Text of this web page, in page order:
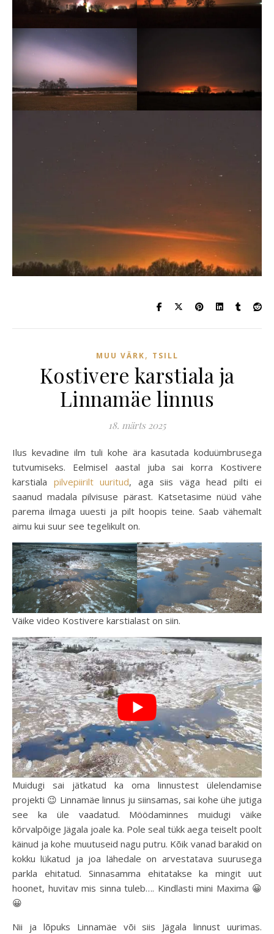
MUU VÄRK, TSILL
Kostivere karstiala ja
Linnamäe linnus
18. märts 2025
Ilus kevadine ilm tuli kohe ära kasutada koduümbrusega
tutvumiseks. Eelmisel aastal juba sai korra Kostivere
karstiala pilvepiirilt uuritud, aga siis väga head pilti ei
saanud madala pilvisuse pärast. Katsetasime nüüd vähe
parema ilmaga uuesti ja pilt hoopis teine. Saab vähemalt
aimu kui suur see tegelikult on.
Väike video Kostivere karstialast on siin.
Muidugi sai jätkatud ka oma linnustest ülelendamise
projekti 😉 Linnamäe linnus ju siinsamas, sai kohe ühe jutiga
see ka üle vaadatud. Möödaminnes muidugi väike
kõrvalpõige Jägala joale ka. Pole seal tükk aega teiselt poolt
käinud ja kohe muutuseid nagu putru. Kõik vanad barakid on
kokku lükatud ja joa lähedale on arvestatava suurusega
parkla ehitatud. Sinnasamma ehitatakse ka mingit uut
hoonet, huvitav mis sinna tuleb…. Kindlasti mini Maxima 😀
😀
Nii ja lõpuks Linnamäe või siis Jägala linnust uurimas.